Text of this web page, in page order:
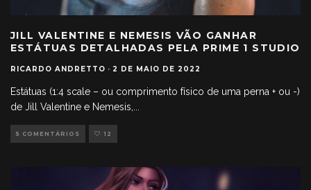
JILL VALENTINE E NEMESIS VÃO GANHAR
ESTÁTUAS DETALHADAS PELA PRIME 1 STUDIO
RICARDO ANDRETTO · 2 DE MAIO DE 2022
Estátuas (1:4 scale – ou comprimento físico de uma perna + ou -)
de Jill Valentine e Nemesis,
5 COMENTÁRIOS 12